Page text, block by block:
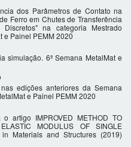
dos Parâmetros de Contato na
Ferro em Chutes de Transferência
na categoria Mestrado
e Painel PEMM 2020
simulação. 6ª Semana MetalMat e
edições anteriores da Semana
e Painel PEMM 2020
artigo IMPROVED METHOD TO
MODULUS OF SINGLE
in Materials and Structures (2019)